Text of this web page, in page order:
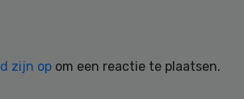
zijn op om een reactie te plaatsen.